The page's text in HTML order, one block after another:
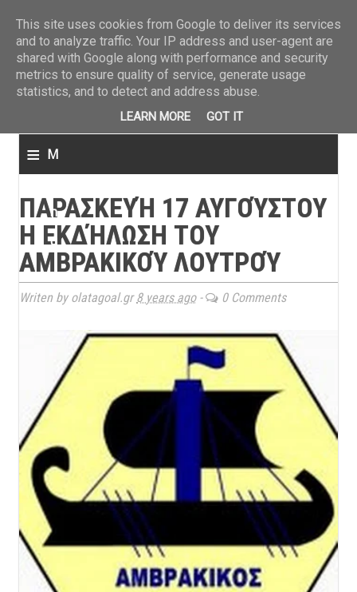
≡ M
n
u
ΠΑΡΑΣΚΕΥΉ 17 ΑΥΓΟΎΣΤΟΥ
Η ΕΚΔΉΛΩΣΗ ΤΟΥ
ΑΜΒΡΑΚΙΚΟΎ ΛΟΥΤΡΟΎ
Writen by olatagoal.gr8 years ago- 0 Comments
This site uses cookies from Google to deliver its services
and to analyze traffic. Your IP address and user-agent are
shared with Google along with performance and security
metrics to ensure quality of service, generate usage
statistics, and to detect and address abuse.
LEARN MORE GOT IT